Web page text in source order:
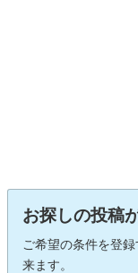
お探しの投稿
ご希望の条件を登
来ます。